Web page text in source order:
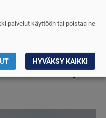
Lohtajalla
palvelut käyttöön tai poistaa ne
HYVÄKSY KAIKKI